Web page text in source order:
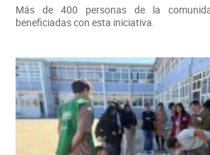
Más de 400 personas de la
beneficiadas con esta iniciativa.